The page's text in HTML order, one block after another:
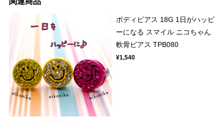
ボディピアス 18G 1日がハッピ
ーになる スマイル ニコちゃん
軟骨ピアス TPB080
¥1,540